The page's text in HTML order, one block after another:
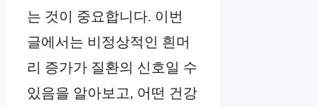
는 것이 중요합니다. 이번
글에서는 비정상적인 흰머
리 증가가 질환의 신호일 수
있음을 알아보고, 어떤 건강